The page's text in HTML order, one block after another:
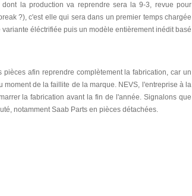
la production va reprendre sera la 9-3, revue pour
?), c'est elle qui sera dans un premier temps chargée
éléctrifiée puis un modèle entièrement inédit basé
afin reprendre complètement la fabrication, car un
de la faillite de la marque. NEVS, l'entreprise à la
la fabrication avant la fin de l'année. Signalons que
notamment Saab Parts en pièces détachées.